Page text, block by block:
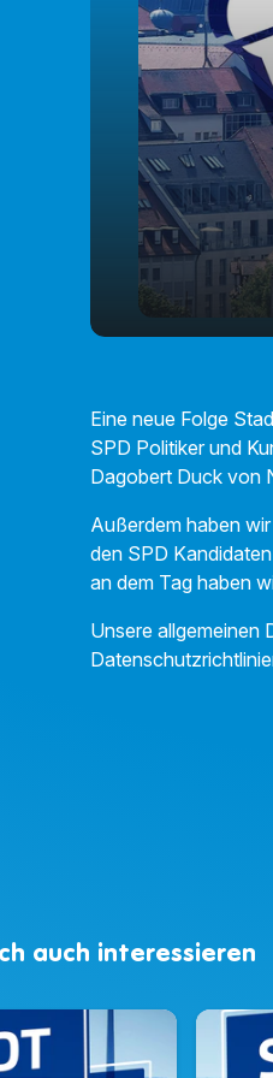
Eine neue Folge
SPD Politiker und
Dagobert Duck von
Außerdem haben
den SPD
an dem Tag haben
Unsere allgemeinen
auch interessieren